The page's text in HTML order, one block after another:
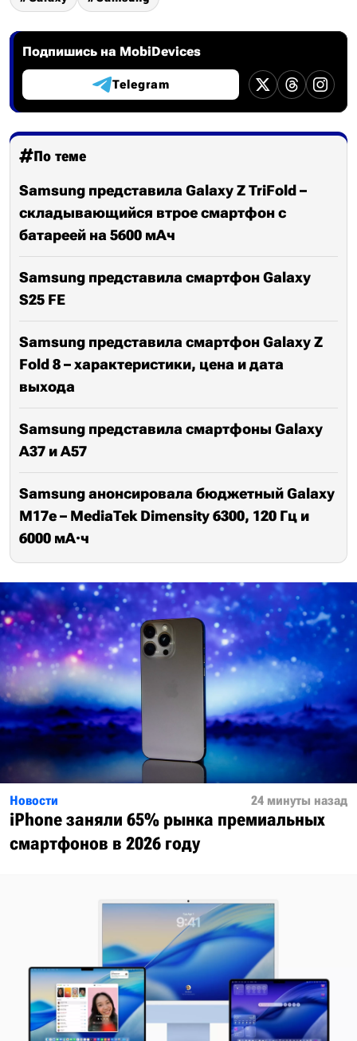
Подпишись на MobiDevices
Telegram
По теме
Samsung представила Galaxy Z TriFold –
складывающийся втрое смартфон с
батареей на 5600 мАч
Samsung представила смартфон Galaxy
S25 FE
Samsung представила смартфон Galaxy Z
Fold 8 – характеристики, цена и дата
выхода
Samsung представила смартфоны Galaxy
A37 и A57
Samsung анонсировала бюджетный Galaxy
M17e – MediaTek Dimensity 6300, 120 Гц и
6000 мА·ч
Новости 24 минуты назад
iPhone заняли 65% рынка премиальных
смартфонов в 2026 году